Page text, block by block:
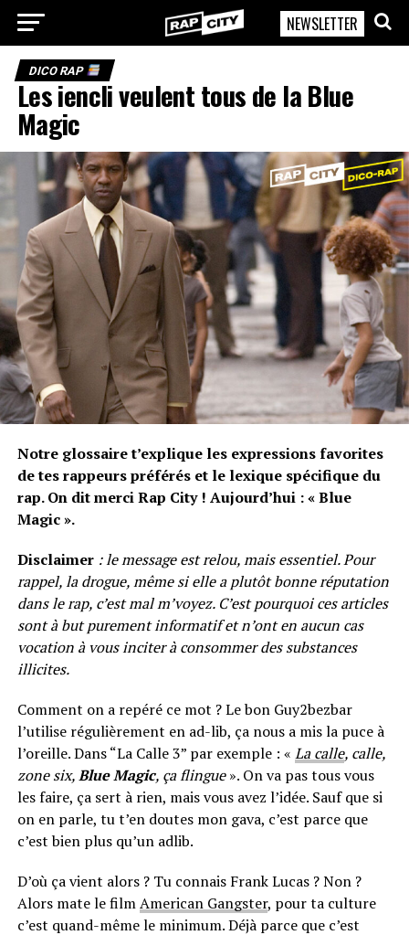
RapCity
NEWSLETTER
DICO RAP
Les iencli veulent tous de la Blue
Magic
Notre glossaire t’explique les expressions favorites
de tes rappeurs préférés et le lexique spécifique du
rap. On dit merci Rap City ! Aujourd’hui : « Blue
Magic ».
Disclaimer: le message est relou, mais essentiel. Pour
rappel, la drogue, même si elle a plutôt bonne réputation
dans le rap, c’est mal m’voyez. C’est pourquoi ces articles
sont à but purement informatif et n’ont en aucun cas
vocation à vous inciter à consommer des substances
illicites.
Comment on a repéré ce mot ? Le bon Guy2bezbar
l’utilise régulièrement en ad-lib, ça nous a mis la puce à
l’oreille. Dans “La Calle 3” par exemple : « La calle, calle,
zone six,Blue Magic, ça flingue». On va pas tous vous
les faire, ça sert à rien, mais vous avez l’idée. Sauf que si
on en parle, tu t’en doutes mon gava, c’est parce que
c’est bien plus qu’un adlib.
D’où ça vient alors ? Tu connais Frank Lucas ? Non ?
Alors mate le filmAmerican Gangster, pour ta culture
c’est quand-même le minimum. Déjà parce que c’est